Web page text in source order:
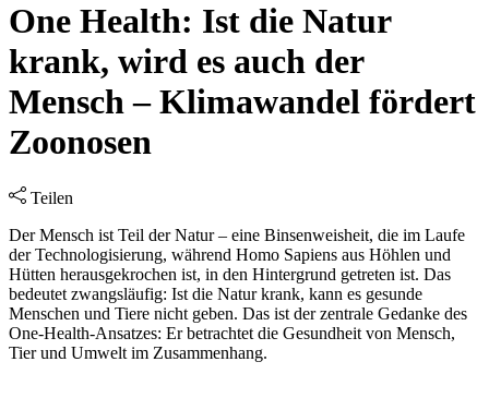
One Health: Ist die Natur
krank, wird es auch der
Mensch – Klimawandel fördert
Zoonosen
Teilen
Der Mensch ist Teil der Natur – eine Binsenweisheit, die im Laufe
der Technologisierung, während Homo Sapiens aus Höhlen und
Hütten herausgekrochen ist, in den Hintergrund getreten ist. Das
bedeutet zwangsläufig: Ist die Natur krank, kann es gesunde
Menschen und Tiere nicht geben. Das ist der zentrale Gedanke des
One-Health-Ansatzes: Er betrachtet die Gesundheit von Mensch,
Tier und Umwelt im Zusammenhang.